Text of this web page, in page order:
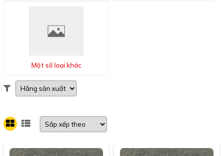
Một số loại khác